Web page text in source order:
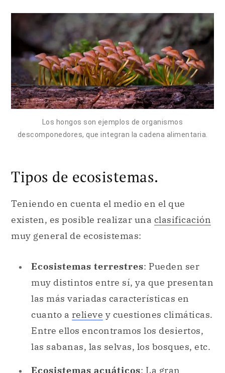
Los hongos son ejemplos de organismos
descomponedores, que integran la cadena alimentaria.
Tipos de ecosistemas.
Teniendo en cuenta el medio en el que
existen, es posible realizar una clasificación
muy general de ecosistemas:
Ecosistemas terrestres: Pueden ser
muy distintos entre sí, ya que presentan
las más variadas características en
cuanto a relieve y cuestiones climáticas.
Entre ellos encontramos los desiertos,
las sabanas, las selvas, los bosques, etc.
Ecosistemas acuáticos: La gran